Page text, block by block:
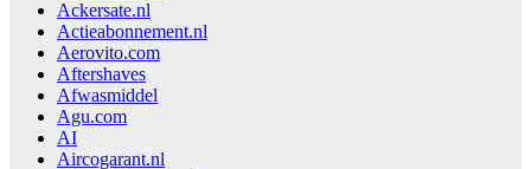
Ackersate.nl
Actieabonnement.nl
Aerovito.com
Aftershaves
Afwasmiddel
Agu.com
AI
Aircogarant.nl